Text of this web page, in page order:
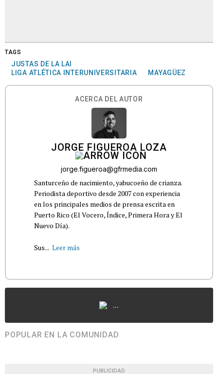
TAGS
JUSTAS DE LA LAI
LIGA ATLÉTICA INTERUNIVERSITARIA
MAYAGÜEZ
ACERCA DEL AUTOR
JORGE FIGUEROA LOZA
jorge.figueroa@gfrmedia.com
Santurceño de nacimiento, yabucoeño de crianza.
Periodista deportivo desde 2007 con experiencia
en los principales medios de prensa escrita en
Puerto Rico (El Vocero, Índice, Primera Hora y El
Nuevo Día).
Sus... Leer más
...
POPULAR EN LA COMUNIDAD
PUBLICIDAD